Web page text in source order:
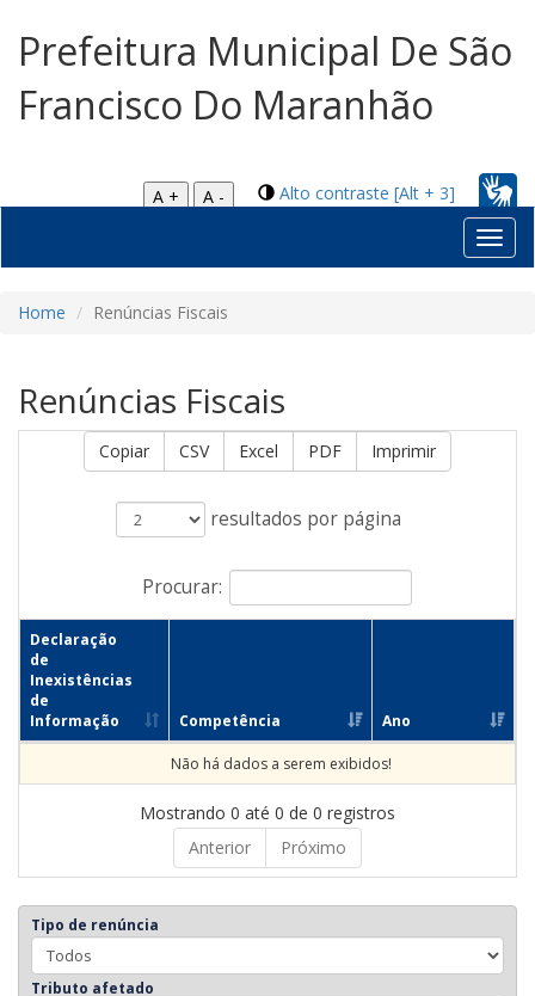
Prefeitura Municipal De São
Francisco Do Maranhão
Alto contraste [Alt + 3]
A +
A -
Home Renúncias Fiscais
Renúncias Fiscais
Copiar CSV Excel PDF Imprimir
resultados por página
Procurar:
Declaração
de
Inexistências
de
Informação
Competência Ano
Não há dados a serem exibidos!
Mostrando 0 até 0 de 0 registros
Anterior
Próximo
Tipo de renúncia
Tributo afetado